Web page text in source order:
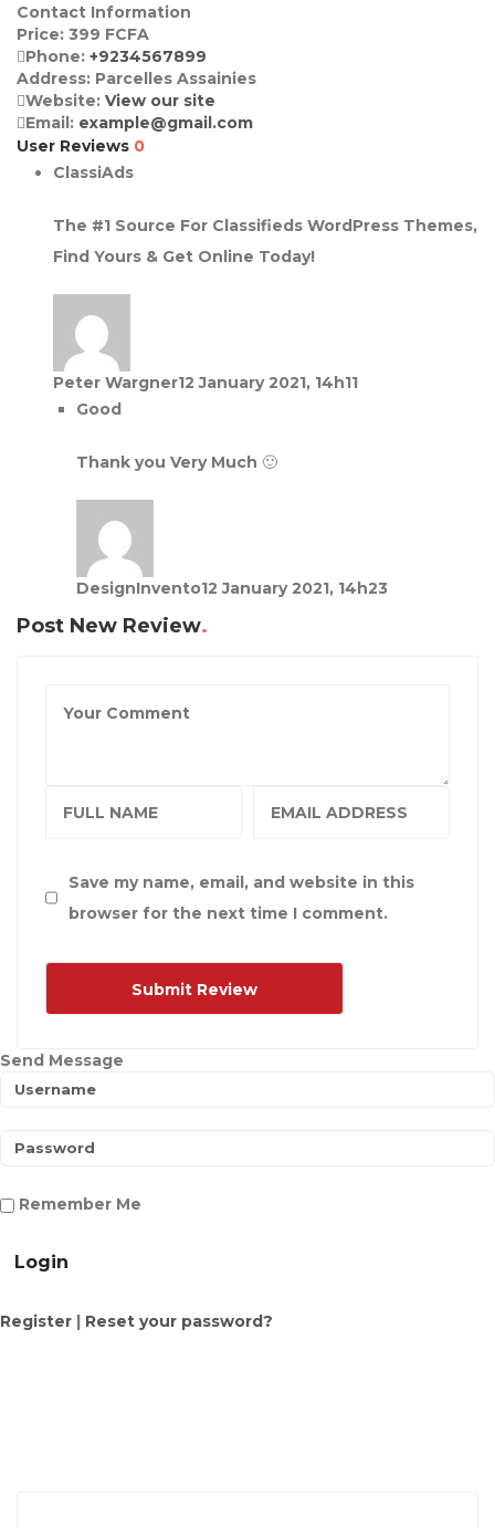
Contact Information
Price: 399 FCFA
Phone: +9234567899
Address: Parcelles Assainies
Website: View our site
Email: example@gmail.com
User Reviews 0
ClassiAds
The #1 Source For Classifieds WordPress Themes,
Find Yours & Get Online Today!
Peter Wargner12 January 2021, 14h11
Good
Thank you Very Much 🙂
DesignInvento12 January 2021, 14h23
Post New Review
Save my name, email, and website in this
browser for the next time I comment.
Send Message
Remember Me
Login
Register | Reset your password?